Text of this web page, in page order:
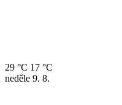
29 °C 17 °C
neděle 9. 8.